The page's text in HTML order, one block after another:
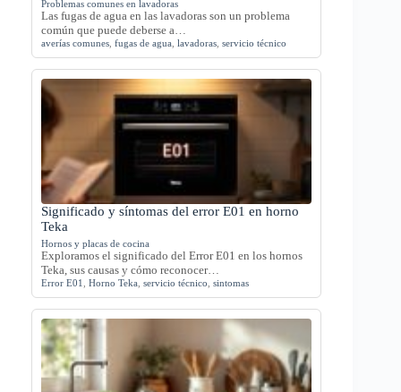
Problemas comunes en lavadoras
Las fugas de agua en las lavadoras son un problema
común que puede deberse a…
averías comunes fugas de agua lavadoras servicio técnico
Significado y síntomas del error E01 en horno
Teka
Hornos y placas de cocina
Exploramos el significado del Error E01 en los hornos
Teka, sus causas y cómo reconocer…
Error E01 Horno Teka servicio técnico sintomas